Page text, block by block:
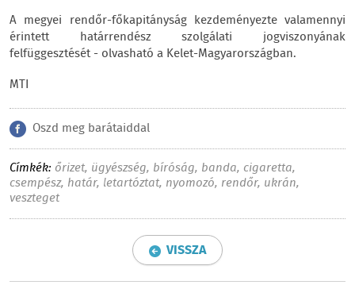
A megyei rendőr-főkapitányság kezdeményezte valamennyi
érintett határrendész szolgálati jogviszonyának
felfüggesztését - olvasható a Kelet-Magyarországban.
MTI
Oszd meg barátaiddal
Címkék: őrizet, ügyészség, bíróság, banda, cigaretta,
csempész, határ, letartóztat, nyomozó, rendőr, ukrán,
veszteget
VISSZA